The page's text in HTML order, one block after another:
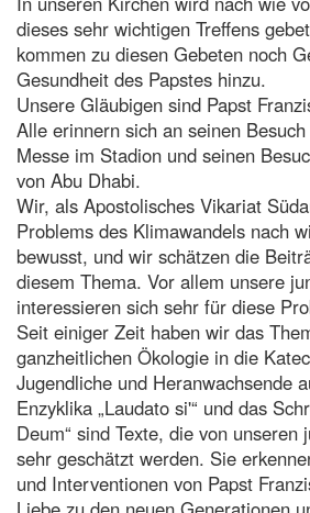
dieses sehr wichtigen Treffens
kommen zu diesen Gebeten noch
Gesundheit des Papstes hinzu.
Unsere Gläubigen sind Papst
Alle erinnern sich an seinen
Messe im Stadion und seinen
von Abu Dhabi.
Wir, als Apostolisches Vikariat
Problems des Klimawandels nach
bewusst, und wir schätzen die
diesem Thema. Vor allem unsere
interessieren sich sehr für diese
Seit einiger Zeit haben wir das
ganzheitlichen Ökologie in die
Jugendliche und Heranwachsende
Enzyklika „Laudato si'“ und das
Deum“ sind Texte, die von unseren
sehr geschätzt werden. Sie
und Interventionen von Papst